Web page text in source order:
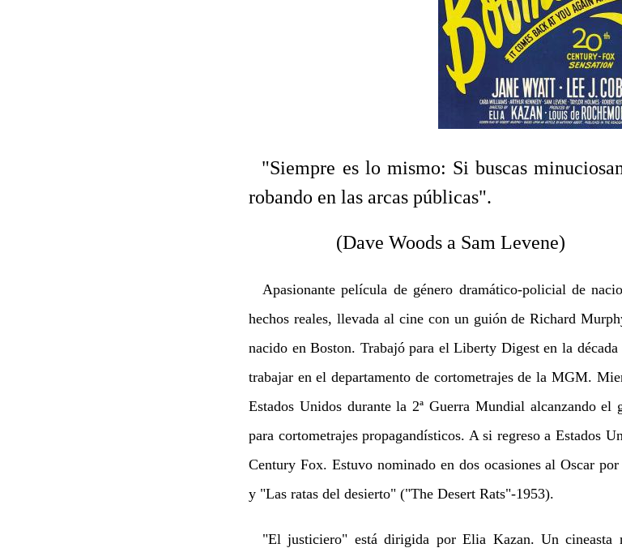
"Siempre es lo mismo: Si buscas
robando en las arcas públicas".
(Dave Woods a Sam Levene)
Apasionante película de género dramático-policial de
hechos reales, llevada al cine con un guión de Richard
nacido en Boston. Trabajó para el Liberty Digest en la
trabajar en el departamento de cortometrajes de la MGM.
Estados Unidos durante la 2ª Guerra Mundial alcanzando el
para cortometrajes propagandísticos. A si regreso a Estados
Century Fox. Estuvo nominado en dos ocasiones al Oscar
y "Las ratas del desierto" ("The Desert Rats"-1953).
"El justiciero" está dirigida por Elia Kazan. Un cineasta